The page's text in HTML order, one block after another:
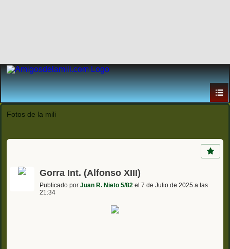
Fotos de la mili
Gorra Int. (Alfonso XIII)
Publicado por Juan R. Nieto 5/82 el 7 de Julio de 2025 a las
21:34